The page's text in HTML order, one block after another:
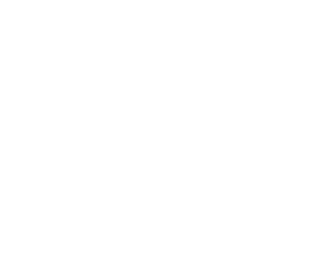
. . dinsdag 28 juli 2026